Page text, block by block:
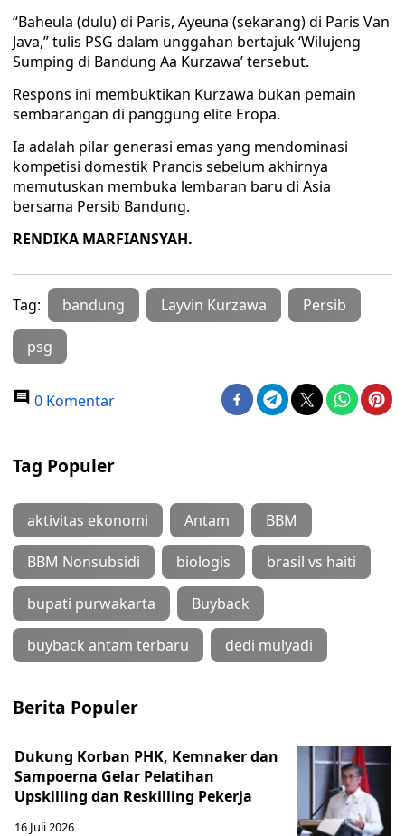
“Baheula (dulu) di Paris, Ayeuna (sekarang) di Paris Van
Java,” tulis PSG dalam unggahan bertajuk ‘Wilujeng
Sumping di Bandung Aa Kurzawa’ tersebut.
Respons ini membuktikan Kurzawa bukan pemain
sembarangan di panggung elite Eropa.
Ia adalah pilar generasi emas yang mendominasi
kompetisi domestik Prancis sebelum akhirnya
memutuskan membuka lembaran baru di Asia
bersama Persib Bandung.
RENDIKA MARFIANSYAH.
Tag: bandung Layvin Kurzawa Persib
psg
0 Komentar
Tag Populer
aktivitas ekonomi Antam BBM
BBM Nonsubsidi biologis brasil vs haiti
bupati purwakarta Buyback
buyback antam terbaru dedi mulyadi
Berita Populer
Dukung Korban PHK, Kemnaker dan
Sampoerna Gelar Pelatihan
Upskilling dan Reskilling Pekerja
16 Juli 2026